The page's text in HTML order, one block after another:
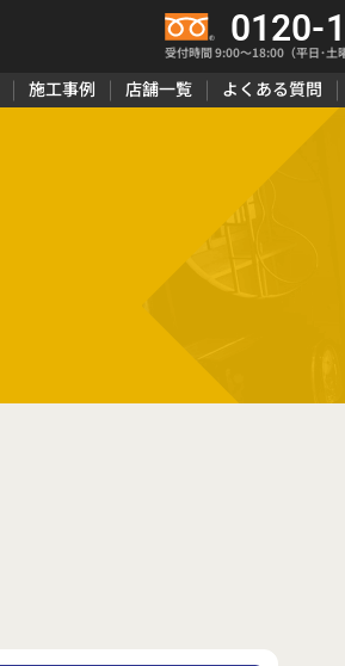
0120-
受付時間 9:00〜18:00（平日･土
施工事例 店舗一覧 よくある質問